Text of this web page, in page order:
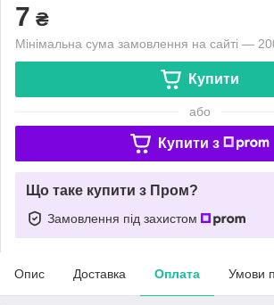
7 ₴
Мінімальна сума замовлення на сайті —
Купити
або
Купити з
Що таке купити з Пром?
Замовлення під захистом
Опис Доставка Оплата Умови